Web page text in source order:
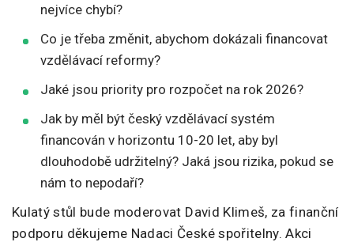
nejvíce chybí?
Co je třeba změnit, abychom dokázali financovat
vzdělávací reformy?
Jaké jsou priority pro rozpočet na rok 2026?
Jak by měl být český vzdělávací systém
financován v horizontu 10-20 let, aby byl
dlouhodobě udržitelný? Jaká jsou rizika, pokud se
nám to nepodaří?
Kulatý stůl bude moderovat David Klimeš, za finanční
podporu děkujeme Nadaci České spořitelny. Akci